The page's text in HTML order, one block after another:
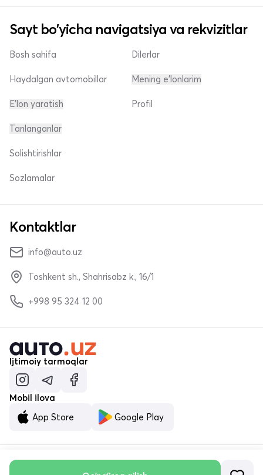
Sayt bo'yicha navigatsiya va rekvizitlar
Bosh sahifa
Haydalgan avtomobillar
E'lon yaratish
Dilerlar
Mening e'lonlarim
Profil
Tanlanganlar
Solishtirishlar
Sozlamalar
Kontaktlar
info@auto.uz
Toshkent sh., Shahrisabz k., 16/1
+998 95 324 12 00
Ijtimoiy tarmoqlar
Mobil ilova
App Store
Google Play